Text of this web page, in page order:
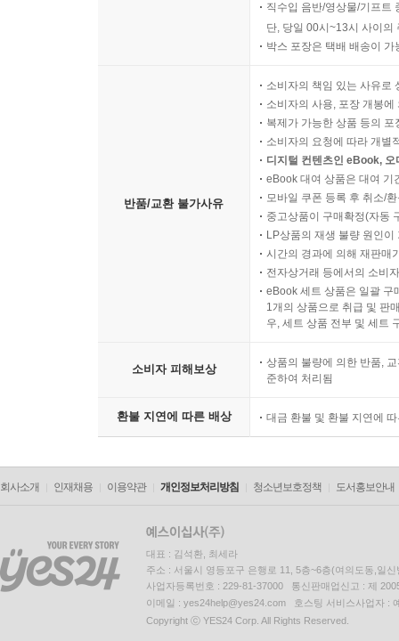
직수입 음반/영상물/기프트
단, 당일 00시~13시 사이의
박스 포장은 택배 배송이
반품/교환 불가사유
소비자의 책임 있는 사유로
소비자의 사용, 포장 개봉
복제가 가능한 상품 등의
소비자의 요청에 따라 개별
디지털 컨텐츠인 eBook,
eBook 대여 상품은 대여 기
모바일 쿠폰 등록 후 취소/
중고상품이 구매확정(자동
LP상품의 재생 불량 원인
시간의 경과에 의해 재판매
전자상거래 등에서의 소비
eBook 세트 상품은 일괄 구
1개의 상품으로 취급 및 판
우, 세트 상품 전부 및 세트
소비자 피해보상
상품의 불량에 의한 반품,
준하여 처리됨
환불 지연에 따른 배상 대금 환불 및 환불 지연에
회사소개 인재채용 이용약관 개인정보처리방침 청소년보호정책 도서홍보안내
대표 : 김석환, 최세라
주소 : 서울시 영등포구 은행로 11, 5층~6층(여의도동,일신
사업자등록번호 : 229-81-37000 통신판매업신고 : 제
이메일 : yes24help@yes24.com 호스팅 서비스사업자 :
Copyright ⓒ YES24 Corp. All Rights Reserved.